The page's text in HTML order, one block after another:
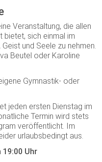
Veranstaltung, die allen
bietet, sich einmal im
und Seele zu nehmen.
Beutel oder Karoline
Gymnastik- oder
jeden ersten Dienstag im
Termin wird stets
veröffentlicht. Im
urlaubsbedingt aus.
19:00 Uhr